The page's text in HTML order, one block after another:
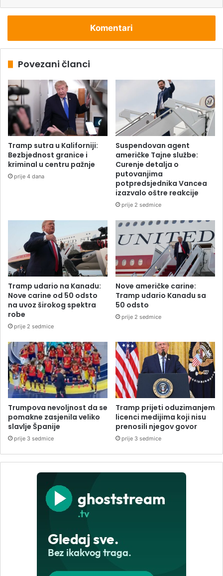
Komentari
Povezani članci
Tramp sutra u Kaliforniji:
Bezbjednost granice i
kriminal u centru pažnje
prije 4 dana
Suspendovan agent
američke Tajne službe:
Curenje detalja o
putovanjima
potpredsjednika Vancea
izazvalo oštre reakcije
prije 2 sedmice
Tramp udario na Kanadu:
Nove carine od 50 odsto
na uvoz širokog spektra
robe
prije 2 sedmice
Nove američke carine:
Tramp udario Kanadu sa
50 odsto
prije 2 sedmice
Trumpova nevoljnost da se
pomakne zasjenila veliko
slavlje Španije
prije 3 sedmice
Tramp prijeti oduzimanjem
licenci medijima koji nisu
prenosili njegov govor
prije 3 sedmice